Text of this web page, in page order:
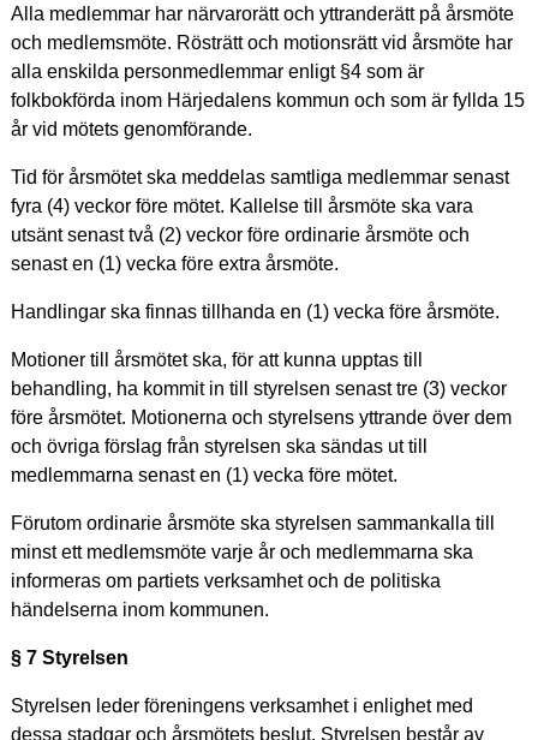
Alla medlemmar har närvarorätt och yttranderätt på årsmöte
och medlemsmöte. Rösträtt och motionsrätt vid årsmöte har
alla enskilda personmedlemmar enligt §4 som är
folkbokförda inom Härjedalens kommun och som är fyllda 15
år vid mötets genomförande.
Tid för årsmötet ska meddelas samtliga medlemmar senast
fyra (4) veckor före mötet. Kallelse till årsmöte ska vara
utsänt senast två (2) veckor före ordinarie årsmöte och
senast en (1) vecka före extra årsmöte.
Handlingar ska finnas tillhanda en (1) vecka före årsmöte.
Motioner till årsmötet ska, för att kunna upptas till
behandling, ha kommit in till styrelsen senast tre (3) veckor
före årsmötet. Motionerna och styrelsens yttrande över dem
och övriga förslag från styrelsen ska sändas ut till
medlemmarna senast en (1) vecka före mötet.
Förutom ordinarie årsmöte ska styrelsen sammankalla till
minst ett medlemsmöte varje år och medlemmarna ska
informeras om partiets verksamhet och de politiska
händelserna inom kommunen.
§ 7 Styrelsen
Styrelsen leder föreningens verksamhet i enlighet med
dessa stadgar och årsmötets beslut. Styrelsen består av